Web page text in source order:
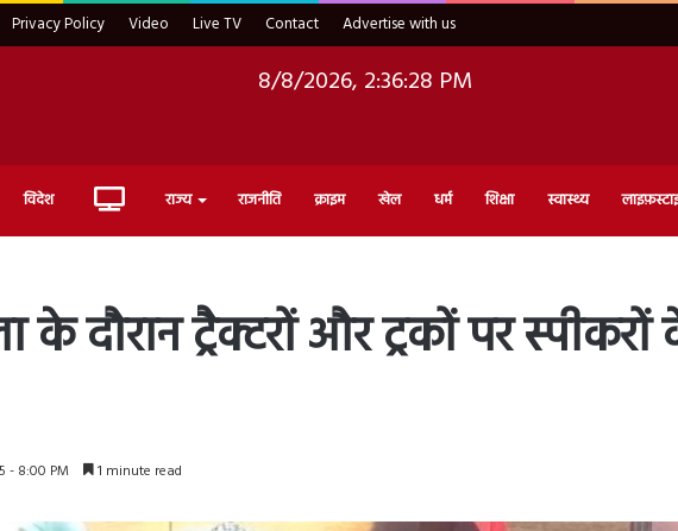
Privacy Policy Video Live TV Contact Advertise with us
8/8/2026, 2:36:29 PM
विदेश Live राज्य राजनीति क्राइम खेल धर्म शिक्षा स्वास्थ्य
के दौरान ट्रैक्टरों और ट्रकों पर
- 8:00 PM 1 minute read